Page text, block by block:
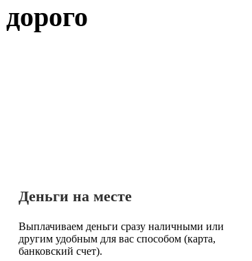
Деньги на месте
Выплачиваем деньги сразу наличными или
другим удобным для вас способом (карта,
банковский счет).